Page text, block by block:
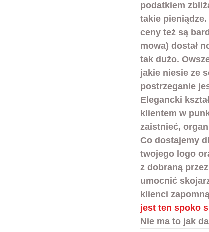
podatkiem
takie
ceny też są
mowa) dostał
tak dużo.
jakie niesie ze
postrzeganie
Elegancki
klientem w
zaistnieć,
Co dostajemy
twojego logo
z dobraną
umocnić
klienci
jest ten spoko
Nie ma to jak